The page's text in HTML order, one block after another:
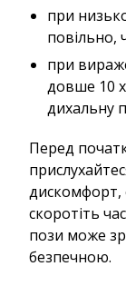
при
повільно,
при
довше 10
дихальну
Перед
дискомфорт,
скоротіть
пози може
безпечною.